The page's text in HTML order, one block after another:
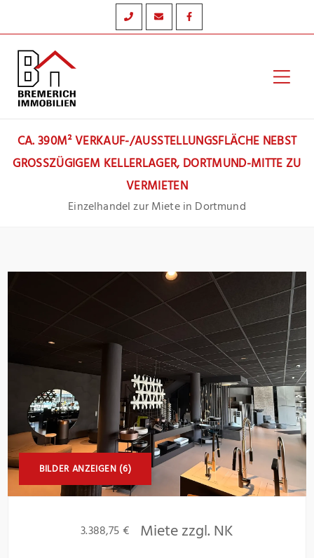
Inhalt
springen
CA. 390M² VERKAUF-/AUSSTELLUNGSFLÄCHE NEBST
GROSSZÜGIGEM KELLERLAGER, DORTMUND-MITTE ZU V
ERMIETEN
Einzelhandel zur Miete in Dortmund
BILDER ANZEIGEN (6)
3.388,75 € Miete zzgl. NK